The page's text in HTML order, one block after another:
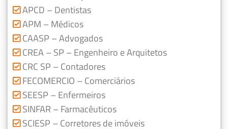
APCD – Dentistas
APM – Médicos
CAASP – Advogados
CREA – SP – Engenheiro e Arquitetos
CRC SP – Contadores
FECOMERCIO – Comerciários
SEESP – Enfermeiros
SINFAR – Farmacêuticos
SCIESP – Corretores de imóveis